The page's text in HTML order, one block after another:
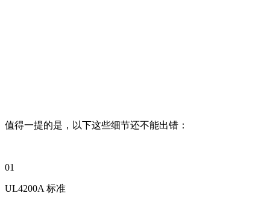
值得一提的是，以下这些细节还不能出错：
01
UL4200A 标准